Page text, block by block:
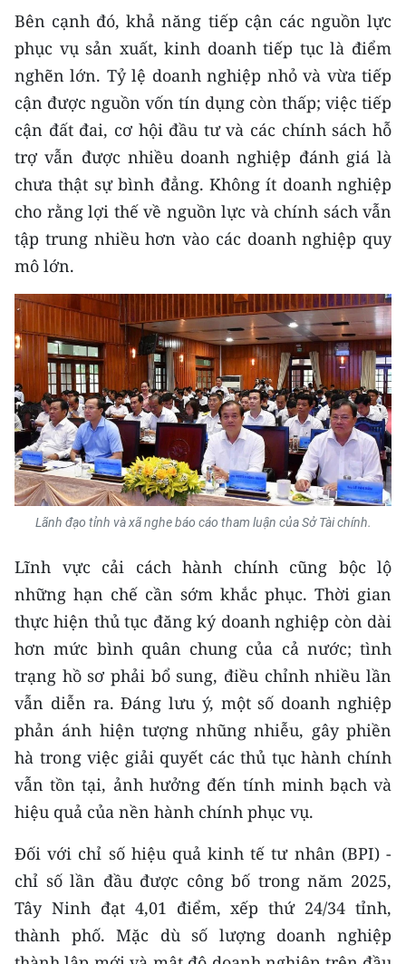
Đông Nam Bộ
Đồng bằng sông Cửu Long
Chuyên trang Hà Nội
Chuyên trang TP. Hồ Chí Minh
CHUYÊN ĐỀ
CÁC CHUYÊN TRANG
VỀ BÁO NHÂN DÂN
THỜI NAY
NHÂN DÂN CUỐI TUẦN
NHÂN DÂN HẰNG THÁNG
MUA BÁO
ĐỌC BÁO IN
ENGLISH
中文
FRANÇAIS
РУССКИЙ
ESPAÑOL
한국어
Bên cạnh đó, khả năng tiếp cận các nguồn lực
phục vụ sản xuất, kinh doanh tiếp tục là điểm
nghẽn lớn. Tỷ lệ doanh nghiệp nhỏ và vừa tiếp
cận được nguồn vốn tín dụng còn thấp; việc tiếp
cận đất đai, cơ hội đầu tư và các chính sách hỗ
trợ vẫn được nhiều doanh nghiệp đánh giá là
chưa thật sự bình đẳng. Không ít doanh nghiệp
cho rằng lợi thế về nguồn lực và chính sách vẫn
tập trung nhiều hơn vào các doanh nghiệp quy
mô lớn.
Lãnh đạo tỉnh và xã nghe báo cáo tham luận của Sở Tài chính.
Lĩnh vực cải cách hành chính cũng bộc lộ
những hạn chế cần sớm khắc phục. Thời gian
thực hiện thủ tục đăng ký doanh nghiệp còn dài
hơn mức bình quân chung của cả nước; tình
trạng hồ sơ phải bổ sung, điều chỉnh nhiều lần
vẫn diễn ra. Đáng lưu ý, một số doanh nghiệp
phản ánh hiện tượng nhũng nhiễu, gây phiền
hà trong việc giải quyết các thủ tục hành chính
vẫn tồn tại, ảnh hưởng đến tính minh bạch và
hiệu quả của nền hành chính phục vụ.
Đối với chỉ số hiệu quả kinh tế tư nhân (BPI) -
chỉ số lần đầu được công bố trong năm 2025,
Tây Ninh đạt 4,01 điểm, xếp thứ 24/34 tỉnh,
thành phố. Mặc dù số lượng doanh nghiệp